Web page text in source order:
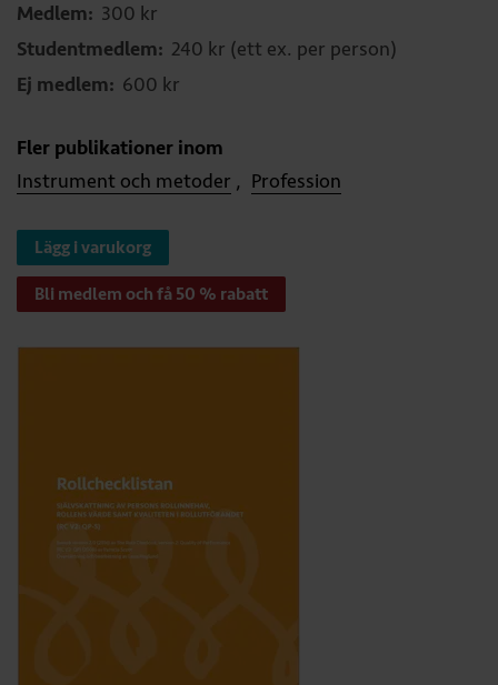
Medlem: 300 kr
Studentmedlem: 240 kr (ett ex. per person)
Ej medlem: 600 kr
Fler publikationer inom
Instrument och metoder
Profession
Lägg i varukorg
Bli medlem och få 50 % rabatt